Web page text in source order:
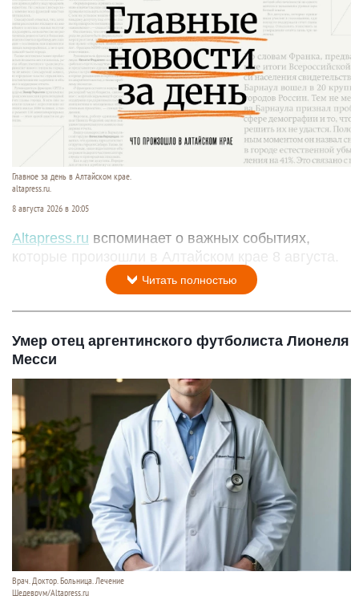
Главное за день в Алтайском крае.
altapress.ru.
8 августа 2026 в 20:05
Altapress.ru вспоминает о важных событиях,
которые произошли в Алтайском крае 8 августа.
Читать полностью
Умер отец аргентинского футболиста Лионеля
Месси
Врач. Доктор. Больница. Лечение
Шедеврум/Altapress.ru